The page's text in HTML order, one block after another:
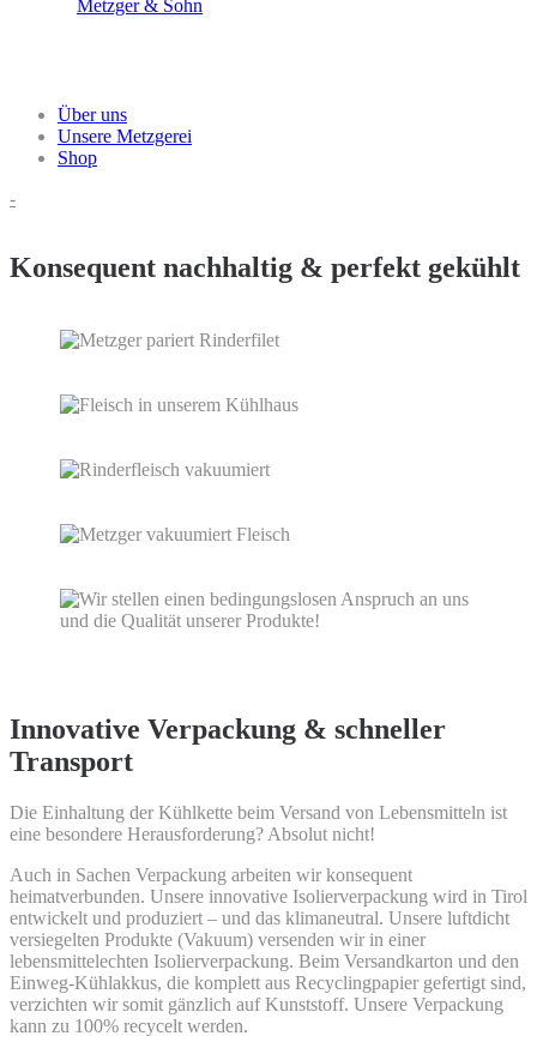
Über uns
Unsere Metzgerei
Shop
-
Konsequent nachhaltig & perfekt gekühlt
Innovative Verpackung & schneller
Transport
Die Einhaltung der Kühlkette beim Versand von Lebensmitteln ist
eine besondere Herausforderung? Absolut nicht!
Auch in Sachen Verpackung arbeiten wir konsequent
heimatverbunden. Unsere innovative Isolierverpackung wird in Tirol
entwickelt und produziert – und das klimaneutral. Unsere luftdicht
versiegelten Produkte (Vakuum) versenden wir in einer
lebensmittelechten Isolierverpackung. Beim Versandkarton und den
Einweg-Kühlakkus, die komplett aus Recyclingpapier gefertigt sind,
verzichten wir somit gänzlich auf Kunststoff. Unsere Verpackung
kann zu 100% recycelt werden.